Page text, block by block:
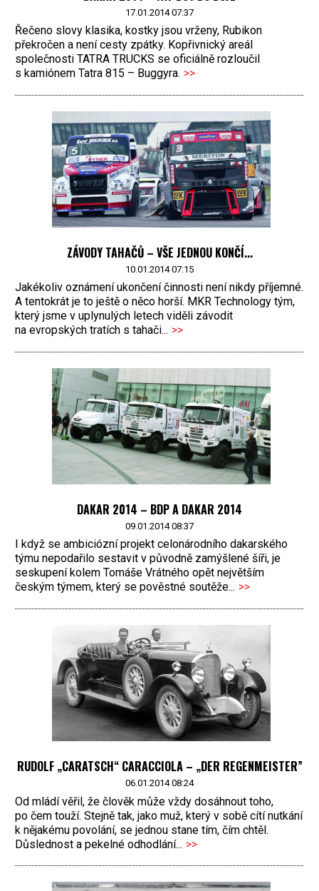
17.01.2014 07:37
Řečeno slovy klasika, kostky jsou vrženy, Rubikon
překročen a není cesty zpátky. Kopřivnický areál
společnosti TATRA TRUCKS se oficiálně rozloučil
s kamiónem Tatra 815 – Buggyra. >>
ZÁVODY TAHAČŮ – VŠE JEDNOU KONČÍ...
10.01.2014 07:15
Jakékoliv oznámení ukončení činnosti není nikdy příjemné.
A tentokrát je to ještě o něco horší. MKR Technology tým,
který jsme v uplynulých letech viděli závodit
na evropských tratích s tahači... >>
DAKAR 2014 – BDP A DAKAR 2014
09.01.2014 08:37
I když se ambiciózní projekt celonárodního dakarského
týmu nepodařilo sestavit v původně zamýšlené šíři, je
seskupení kolem Tomáše Vrátného opět největším
českým týmem, který se pověstné soutěže... >>
RUDOLF „CARATSCH“ CARACCIOLA – „DER REGENMEISTER”
06.01.2014 08:24
Od mládí věřil, že člověk může vždy dosáhnout toho,
po čem touží. Stejně tak, jako muž, který v sobě cítí nutkání
k nějakému povolání, se jednou stane tím, čím chtěl.
Důslednost a pekelné odhodlání... >>